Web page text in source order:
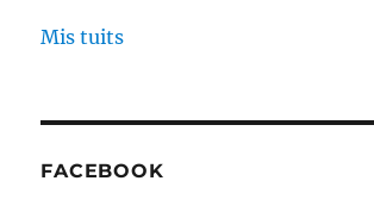
Mis tuits
FACEBOOK